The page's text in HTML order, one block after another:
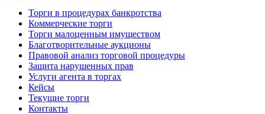
Торги в процедурах банкротства
Коммерческие торги
Торги малоценным имуществом
Благотворительные аукционы
Правовой анализ торговой процедуры
Защита нарушенных прав
Услуги агента в торгах
Кейсы
Текущие торги
Контакты